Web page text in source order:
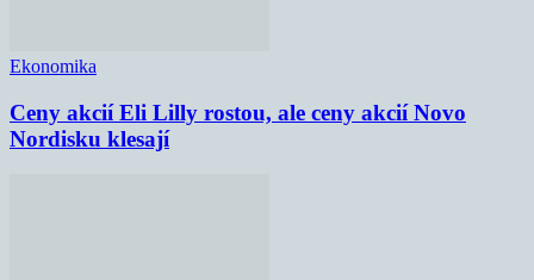
Ekonomika
Ceny akcií Eli Lilly rostou, ale ceny akcií Novo
Nordisku klesají